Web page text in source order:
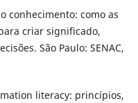
conhecimento: como as
criar significado,
São Paulo: SENAC,
literacy: princípios,